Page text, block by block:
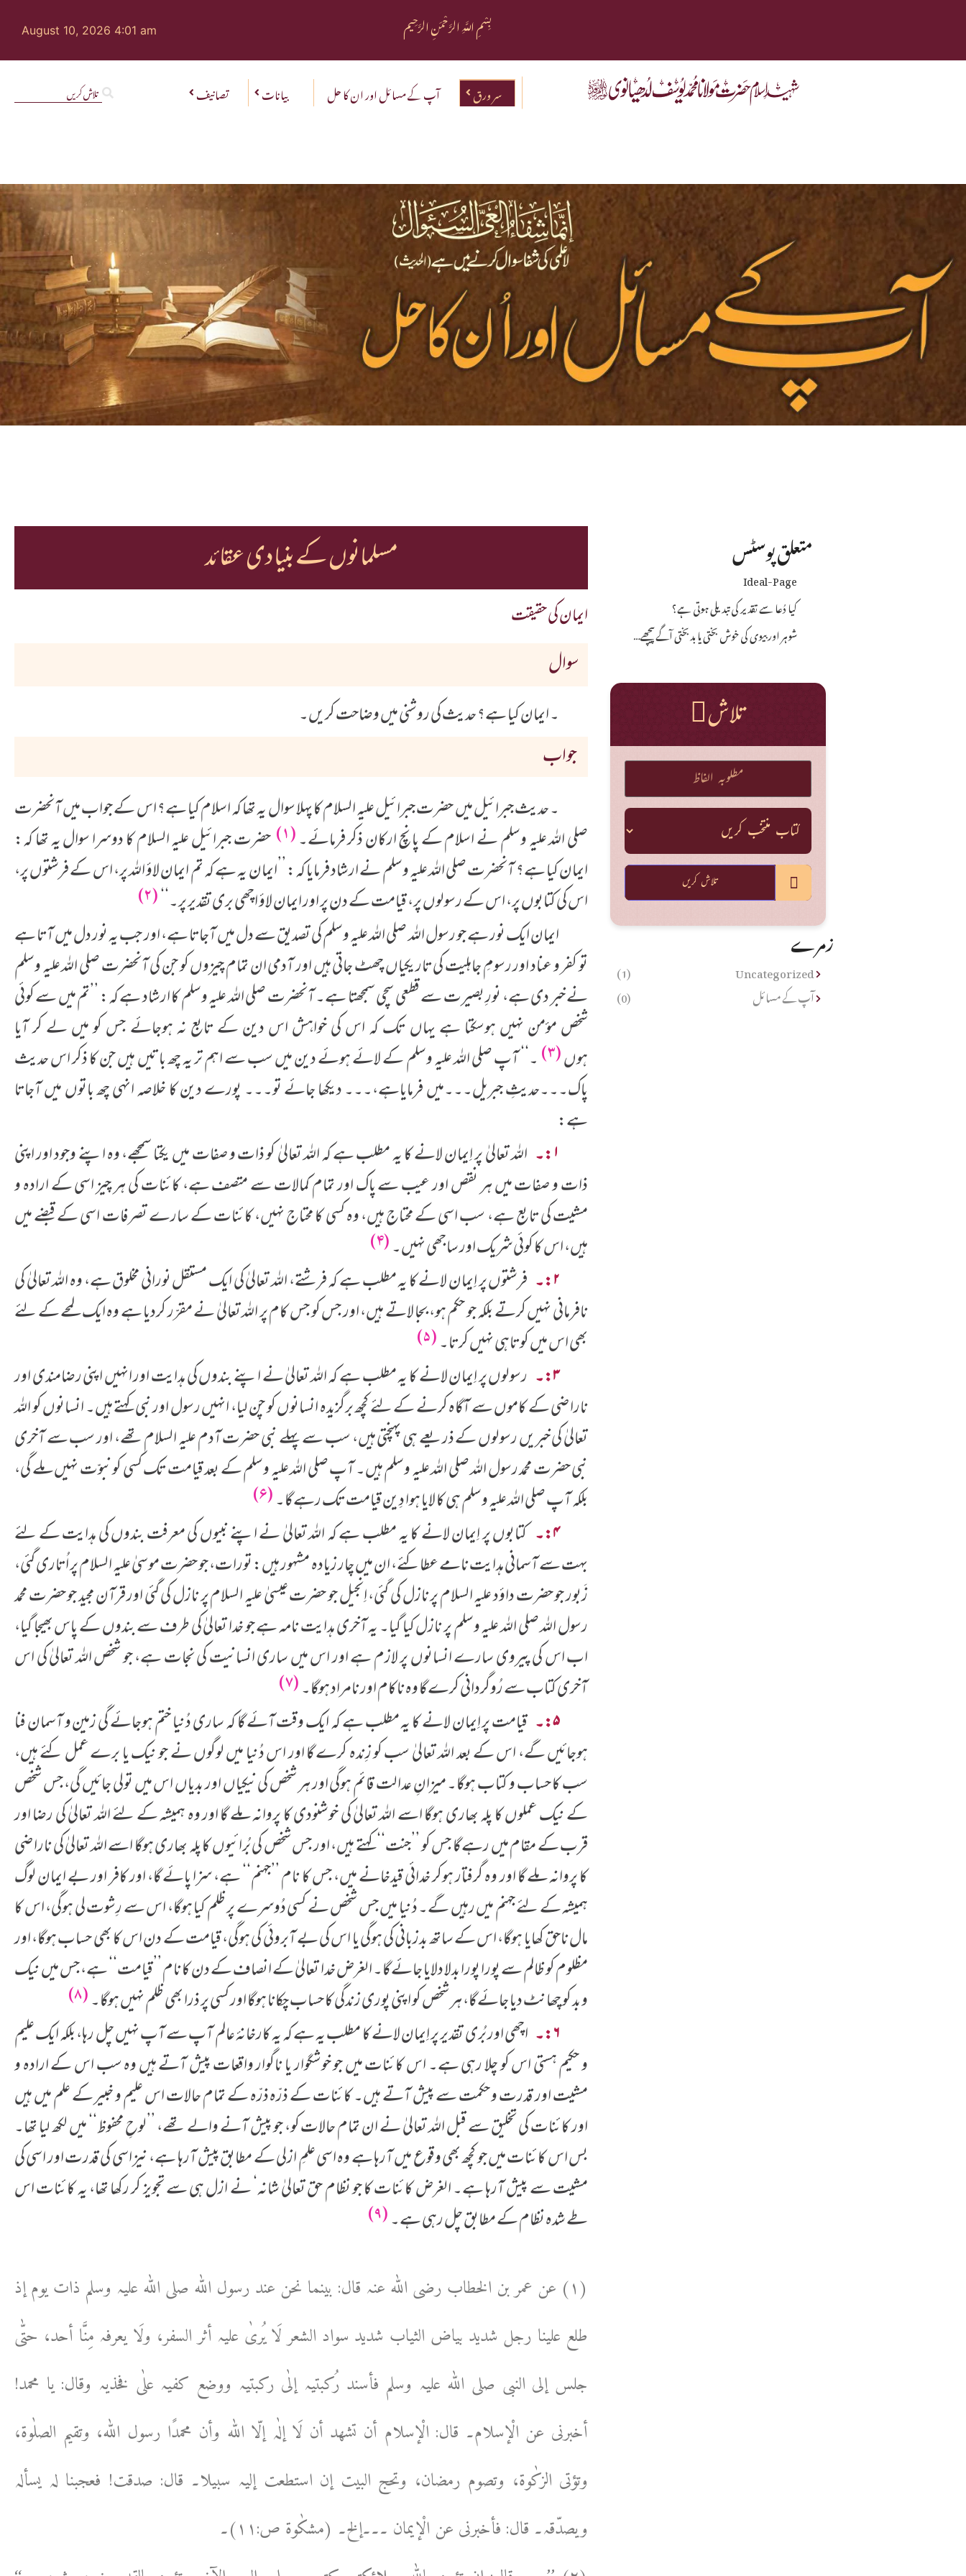
August 10, 2026 4:01 am بِسْمِ اللَّهِ الرَّحْمَنِ الرَّحِيم
سر ورق آپ کے مسائل اور ان کا حل بیانات تصانیف
مسلمانوں کے بنیادی عقائد
ایمان کی حقیقت
سوال
۔ ایمان کیا ہے؟ حدیث کی روشنی میں وضاحت کریں۔
جواب
۔ حدیث جبرائیل میں حضرت جبرائیل علیہ السلام کا پہلا سوال یہ تھا کہ اسلام کیا ہے؟ اس کے جواب میں آنحضرت
صلی اللہ علیہ وسلم نے اسلام کے پانچ ارکان ذکر فرمائے۔(۱)
حضرت جبرائیل علیہ السلام کا دوسرا سوال یہ تھا کہ:
ایمان کیا ہے؟ آنحضرت صلی اللہ علیہ وسلم نے ارشاد فرمایا کہ: ’’ایمان یہ ہے کہ تم ایمان لاؤ اللہ پر، اس کے فرشتوں پر،
اس کی کتابوں پر، اس کے رسولوں پر، قیامت کے دن پر اور ایمان لاؤ اچھی بری تقدیر پر۔‘‘(۲)
ایمان ایک نور ہے جو رسول اللہ صلی اللہ علیہ وسلم کی تصدیق سے دل میں آجاتا ہے، اور جب یہ نور دل میں آتا ہے
تو کفر و عناد اور رسومِ جاہلیت کی تاریکیاں چھٹ جاتی ہیں اور آدمی ان تمام چیزوں کو جن کی آنحضرت صلی اللہ علیہ وسلم
نے خبر دی ہے، نورِ بصیرت سے قطعی سچی سمجھتا ہے۔ آنحضرت صلی اللہ علیہ وسلم کا ارشاد ہے کہ: ’’تم میں سے کوئی
شخص مؤمن نہیں ہوسکتا ہے یہاں تک کہ اس کی خواہش اس دین کے تابع نہ ہوجائے جس کو میں لے کر آیا
ہوں(۳)
۔‘‘ آپ صلی اللہ علیہ وسلم کے لائے ہوئے دین میں سب سے اہم تر یہ چھ باتیں ہیں جن کا ذکر اس حدیث
پاک۔۔۔حدیثِ جبریل۔۔۔میں فرمایاہے،۔۔۔ دیکھا جائے تو۔۔۔ پورے دین کا خلاصہ انہی چھ باتوں میں آجاتا
ہے:
۱:۔
اللہ تعالیٰ پر اِیمان لانے کا یہ مطلب ہے کہ اللہ تعالیٰ کو ذات و صفات میں یکتا سمجھے، وہ اپنے وجود اور اپنی
ذات و صفات میں ہر نقص اور عیب سے پاک اور تمام کمالات سے متصف ہے، کائنات کی ہر چیز اسی کے ارادہ و
مشیت کی تابع ہے، سب اسی کے محتاج ہیں، وہ کسی کا محتاج نہیں، کائنات کے سارے تصرفات اسی کے قبضے میں
ہیں، اس کا کوئی شریک اور ساجھی نہیں۔(۴)
۲:۔
فرشتوں پر اِیمان لانے کا یہ مطلب ہے کہ فرشتے، اللہ تعالیٰ کی ایک مستقل نورانی مخلوق ہے، وہ اللہ تعالیٰ کی
نافرمانی نہیں کرتے بلکہ جو حکم ہو، بجا لاتے ہیں، اور جس کو جس کام پر اللہ تعالیٰ نے مقرّر کردیا ہے وہ ایک لمحے کے لئے
بھی اس میں کوتاہی نہیں کرتا۔(۵)
۳:۔
رسولوں پر اِیمان لانے کا یہ مطلب ہے کہ اللہ تعالیٰ نے اپنے بندوں کی ہدایت اور انہیں اپنی رضامندی اور
ناراضی کے کاموں سے آگاہ کرنے کے لئے کچھ برگزیدہ انسانوں کو چن لیا، انہیں رسول اور نبی کہتے ہیں۔ انسانوں کو اللہ
تعالیٰ کی خبریں رسولوں کے ذریعے ہی پہنچتی ہیں، سب سے پہلے نبی حضرت آدم علیہ السلام تھے، اور سب سے آخری
نبی حضرت محمد رسول اللہ صلی اللہ علیہ وسلم ہیں۔ آپ صلی اللہ علیہ وسلم کے بعد قیامت تک کسی کو نبوّت نہیں ملے گی،
بلکہ آپ صلی اللہ علیہ وسلم ہی کا لایا ہوا دِین قیامت تک رہے گا۔(۶)
۴:۔
کتابوں پر اِیمان لانے کا یہ مطلب ہے کہ اللہ تعالیٰ نے اپنے نبیوں کی معرفت بندوں کی ہدایت کے لئے
بہت سے آسمانی ہدایت نامے عطاکئے، ان میں چار زیادہ مشہور ہیں: تورات، جو حضرت موسیٰ علیہ السلام پر اُتاری گئی،
زَبور جو حضرت داؤد علیہ السلام پر نازل کی گئی، اِنجیل جو حضرت عیسیٰ علیہ السلام پر نازل کی گئی اور قرآن مجید جو حضرت محمد
رسول اللہ صلی اللہ علیہ وسلم پر نازل کیا گیا۔ یہ آخری ہدایت نامہ ہے جو خدا تعالیٰ کی طرف سے بندوں کے پاس بھیجا گیا،
اب اس کی پیروی سارے انسانوں پر لازم ہے اور اس میں ساری انسانیت کی نجات ہے، جو شخص اللہ تعالیٰ کی اس
آخری کتاب سے رُوگردانی کرے گا وہ ناکام اور نامراد ہوگا۔(۷)
۵:۔
قیامت پر اِیمان لانے کا یہ مطلب ہے کہ ایک وقت آئے گا کہ ساری دُنیا ختم ہوجائے گی زمین و آسمان فنا
ہوجائیں گے، اس کے بعد اللہ تعالیٰ سب کو زِندہ کرے گا اور اس دُنیا میں لوگوں نے جو نیک یا برے عمل کئے ہیں،
سب کا حساب و کتاب ہوگا۔ میزانِ عدالت قائم ہوگی اور ہر شخص کی نیکیاں اور بدیاں اس میں تولی جائیں گی، جس شخص
کے نیک عملوں کا پلہ بھاری ہوگا اسے اللہ تعالیٰ کی خوشنودی کا پروانہ ملے گا اور وہ ہمیشہ کے لئے اللہ تعالیٰ کی رضا اور
قرب کے مقام میں رہے گا جس کو ’’جنت‘‘ کہتے ہیں، اور جس شخص کی بُرائیوں کا پلہ بھاری ہوگا اسے اللہ تعالیٰ کی ناراضی
کا پروانہ ملے گا اور وہ گرفتار ہوکر خدائی قیدخانے میں، جس کا نام ’’جہنم‘‘ ہے، سزا پائے گا، اور کافر اور بے ایمان لوگ
ہمیشہ کے لئے جہنم میں رہیں گے۔ دُنیا میں جس شخص نے کسی دُوسرے پر ظلم کیا ہوگا، اس سے رِشوت لی ہوگی، اس کا
مال ناحق کھایا ہوگا، اس کے ساتھ بدزبانی کی ہوگی یا اس کی بے آبروئی کی ہوگی، قیامت کے دن اس کا بھی حساب ہوگا، اور
مظلوم کو ظالم سے پورا پورا بدلا دلایا جائے گا۔ الغرض خدا تعالیٰ کے انصاف کے دن کا نام ’’قیامت‘‘ ہے، جس میں نیک
و بد کو چھانٹ دیا جائے گا، ہر شخص کو اپنی پوری زندگی کا حساب چکانا ہوگا اور کسی پر ذرا بھی ظلم نہیں ہوگا۔(۸)
۶:۔
اچھی اور بُری تقدیر پر اِیمان لانے کا مطلب یہ ہے کہ یہ کارخانۂ عالم آپ سے آپ نہیں چل رہا، بلکہ ایک علیم
و حکیم ہستی اس کو چلا رہی ہے۔ اس کائنات میں جو خوشگوار یا ناگوار واقعات پیش آتے ہیں وہ سب اس کے ارادہ و
مشیت اور قدرت و حکمت سے پیش آتے ہیں۔ کائنات کے ذرّہ ذرّہ کے تمام حالات اس علیم و خبیر کے علم میں ہیں
اور کائنات کی تخلیق سے قبل اللہ تعالیٰ نے ان تمام حالات کو، جو پیش آنے والے تھے، ’’لوحِ محفوظ‘‘ میں لکھ لیا تھا۔
بس اس کائنات میں جو کچھ بھی وقوع میں آرہا ہے وہ اسی علمِ ازلی کے مطابق پیش آرہا ہے، نیز اسی کی قدرت اور اسی کی
مشیت سے پیش آرہا ہے۔ الغرض کائنات کا جو نظام حق تعالیٰ شانہ‘ نے ازل ہی سے تجویز کر رکھا تھا، یہ کائنات اس
طے شدہ نظام کے مطابق چل رہی ہے۔(۹)
(۱) عن عمر بن الخطاب رضی اللہ عنہ قال: بینما نحن عند رسول اللہ صلی اللہ علیہ وسلم ذات یوم إذ
طلع علینا رجل شدید بیاض الثیاب شدید سواد الشعر لَا یُریٰ علیہ أثر السفر، ولَا یعرفہ مِنَّا أحد، حتّٰی
جلس إلی النبی صلی اللہ علیہ وسلم فأسند رُکبتیہ إلٰی رکبتیہ ووضع کفیہ علٰی فخذیہ وقال: یا محمد!
أخبرنی عن الْإسلام۔ قال: الْإسلام أن تشھد أن لَا إلٰہ إلّا اللہ وأن محمدًا رسول اللہ، وتقیم الصلٰوۃ،
وتؤتی الزکٰوۃ، وتصوم رمضان، وتحج البیت إن استطعت إلیہ سبیلا۔ قال: صدقت! فعجبنا لہ یسألہ
ویصدّقہ۔ قال: فأخبرنی عن الْإیمان ۔۔۔إلخ۔ (مشکٰوۃ ص:۱۱)۔
متعلق پوسٹس
Ideal-Page
کیا دُعا سے تقدیر کی تبدیلی ہوتی ہے؟
شوہر اور بیوی کی خوش بختی یا بدبختی آگے پیچھے…
تلاش
تلاش کریں
زمرے
Uncategorized
(1)
آپ کے مسائل
(0)